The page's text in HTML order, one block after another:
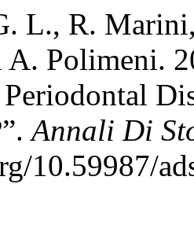
L., R.
A. Polimeni.
Annali Di
10.59987/